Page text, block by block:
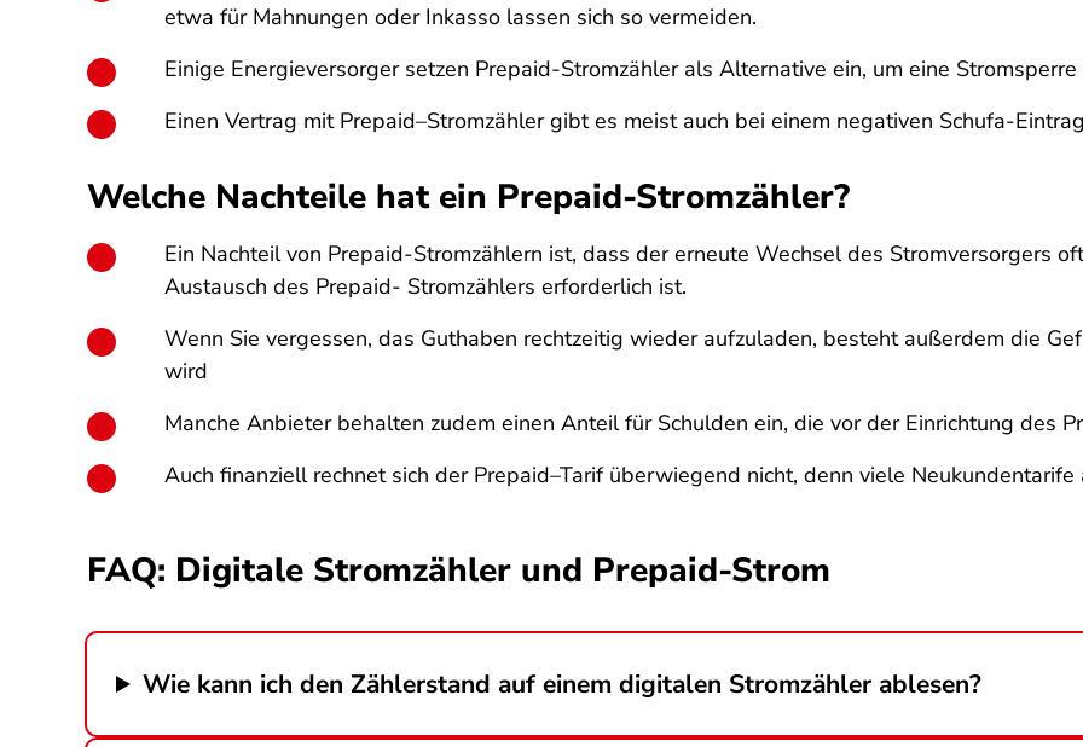
etwa für Mahnungen oder Inkasso lassen sich so vermeiden.
Einige Energieversorger setzen Prepaid-Stromzähler als Alternative ein, um eine
Einen Vertrag mit Prepaid–Stromzähler gibt es meist auch bei einem negativen Schufa-
Welche Nachteile hat ein Prepaid-Stromzähler?
Ein Nachteil von Prepaid-Stromzählern ist, dass der erneute Wechsel des Stromversorgers
Austausch des Prepaid- Stromzählers erforderlich ist.
Wenn Sie vergessen, das Guthaben rechtzeitig wieder aufzuladen, besteht außerdem die
wird
Manche Anbieter behalten zudem einen Anteil für Schulden ein, die vor der Einrichtung des
Auch finanziell rechnet sich der Prepaid–Tarif überwiegend nicht, denn viele
FAQ: Digitale Stromzähler und Prepaid-Strom
Wie kann ich den Zählerstand auf einem digitalen Stromzähler ablesen?